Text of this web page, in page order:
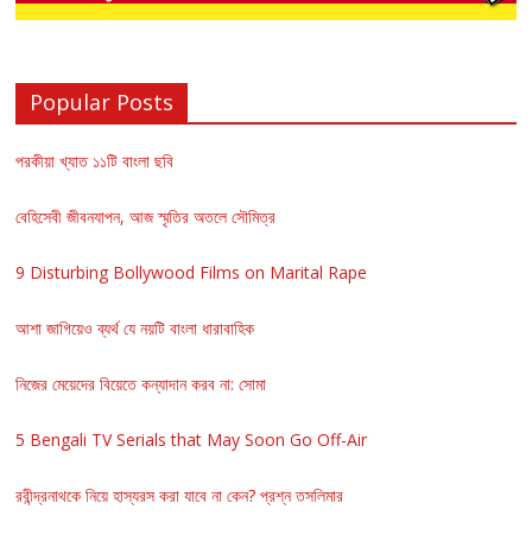
Popular Posts
পরকীয়া খ্যাত ১১টি বাংলা ছবি
বেহিসেবী জীবনযাপন, আজ স্মৃতির অতলে সৌমিত্র
9 Disturbing Bollywood Films on Marital Rape
আশা জাগিয়েও ব্যর্থ যে নয়টি বাংলা ধারাবাহিক
নিজের মেয়েদের বিয়েতে কন্যাদান করব না: সোমা
5 Bengali TV Serials that May Soon Go Off-Air
রবীন্দ্রনাথকে নিয়ে হাস্যরস করা যাবে না কেন? প্রশ্ন তসলিমার